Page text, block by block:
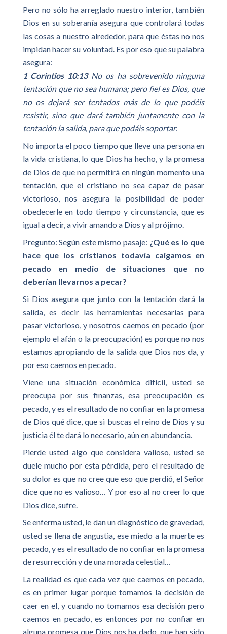
Pero no sólo ha arreglado nuestro interior, también
Dios en su soberanía asegura que controlará todas
las cosas a nuestro alrededor, para que éstas no nos
impidan hacer su voluntad. Es por eso que su palabra
asegura:
1 Corintios 10:13 No os ha sobrevenido ninguna
tentación que no sea humana; pero fiel es Dios, que
no os dejará ser tentados más de lo que podéis
resistir, sino que dará también juntamente con la
tentación la salida, para que podáis soportar.
No importa el poco tiempo que lleve una persona en
la vida cristiana, lo que Dios ha hecho, y la promesa
de Dios de que no permitirá en ningún momento una
tentación, que el cristiano no sea capaz de pasar
victorioso, nos asegura la posibilidad de poder
obedecerle en todo tiempo y circunstancia, que es
igual a decir, a vivir amando a Dios y al prójimo.
Pregunto: Según este mismo pasaje: ¿Qué es lo que
hace que los cristianos todavía caigamos en
pecado en medio de situaciones que no
deberían llevarnos a pecar?
Si Dios asegura que junto con la tentación dará la
salida, es decir las herramientas necesarias para
pasar victorioso, y nosotros caemos en pecado (por
ejemplo el afán o la preocupación) es porque no nos
estamos apropiando de la salida que Dios nos da, y
por eso caemos en pecado.
Viene una situación económica difícil, usted se
preocupa por sus finanzas, esa preocupación es
pecado, y es el resultado de no confiar en la promesa
de Dios qué dice, que si buscas el reino de Dios y su
justicia él te dará lo necesario, aún en abundancia.
Pierde usted algo que considera valioso, usted se
duele mucho por esta pérdida, pero el resultado de
su dolor es que no cree que eso que perdió, el Señor
dice que no es valioso… Y por eso al no creer lo que
Dios dice, sufre.
Se enferma usted, le dan un diagnóstico de gravedad,
usted se llena de angustia, ese miedo a la muerte es
pecado, y es el resultado de no confiar en la promesa
de resurrección y de una morada celestial…
La realidad es que cada vez que caemos en pecado,
es en primer lugar porque tomamos la decisión de
caer en el, y cuando no tomamos esa decisión pero
caemos en pecado, es entonces por no confiar en
alguna promesa que Dios nos ha dado, que han sido